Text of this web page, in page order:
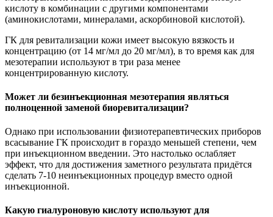
кислоту в комбинации с другими компонентами
(аминокислотами, минералами, аскорбиновой кислотой).
ГК для ревитализации кожи имеет высокую вязкость и
концентрацию (от 14 мг/мл до 20 мг/мл), в то время как для
мезотерапии используют в три раза менее
концентрированную кислоту.
Может ли безинъекционная мезотерапия являться
полноценной заменой биоревитализации?
Однако при использовании физиотерапевтических приборов
всасывание ГК происходит в гораздо меньшей степени, чем
при инъекционном введении. Это настолько ослабляет
эффект, что для достижения заметного результата придётся
сделать 7-10 неинъекционных процедур вместо одной
инъекционной.
Какую гиалуроновую кислоту используют для